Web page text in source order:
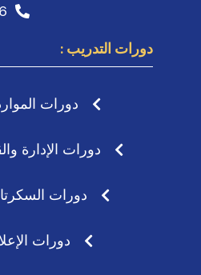
دورات التدريب :
دورات
دورات الإدارة
دورات
دورات